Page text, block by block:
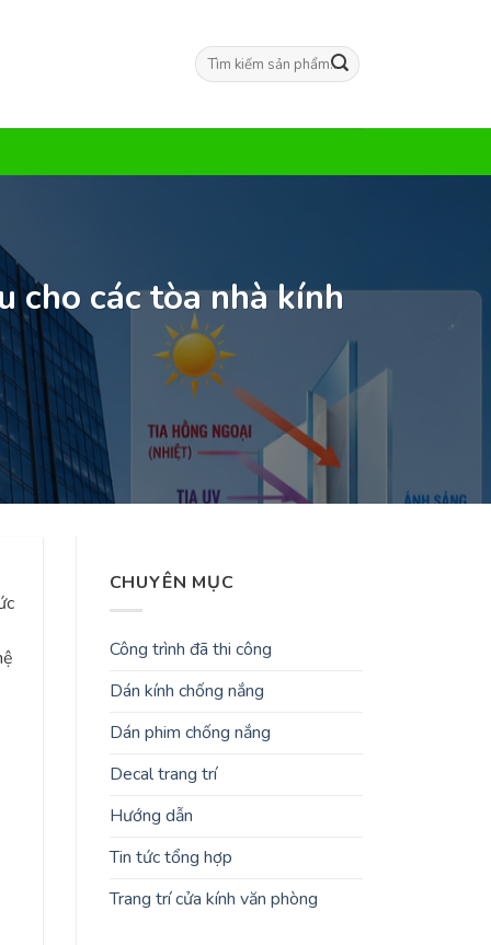
Tìm
kiếm:
cho các tòa nhà kính
CHUYÊN MỤC
Công trình đã thi công
Dán kính chống nắng
Dán phim chống nắng
Decal trang trí
Hướng dẫn
Tin tức tổng hợp
Trang trí cửa kính văn phòng